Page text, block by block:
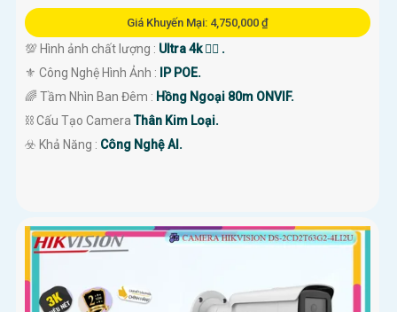
Giá Khuyến Mại: 4,750,000 ₫
💯 Hình ảnh chất lượng : Ultra 4k 👍🏾 .
⚜️ Công Nghệ Hình Ảnh :
IP POE.
🌈 Tầm Nhìn Ban Đêm : Hồng Ngoại 80m ONVIF.
⛓ Cấu Tạo CameraThân Kim Loại.
️☣️ Khả Năng : Công Nghệ AI.